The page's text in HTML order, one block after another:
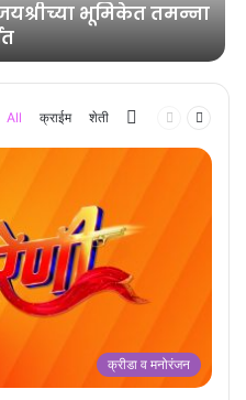
जयश्रीच्या भूमिकेत तमन्ना
All क्राईम शेती MorePrevious
Next
क्रीडा व मनोरंजन